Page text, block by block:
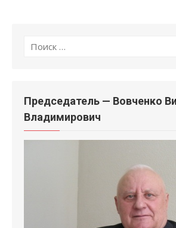
Поиск
Председатель — Вовченко
Владимирович